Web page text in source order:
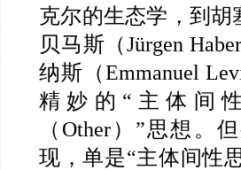
克尔的生态学，到
贝马斯（Jürgen
纳斯（Emmanuel
精妙的“主体间性
（Other）”思想。
现，单是“主体间性